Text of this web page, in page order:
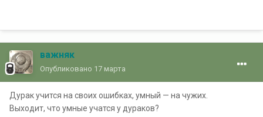
важняк
Опубликовано 17 марта
Дурак учится на своих ошибках, умный — на чужих.
Выходит, что умные учатся у дураков?